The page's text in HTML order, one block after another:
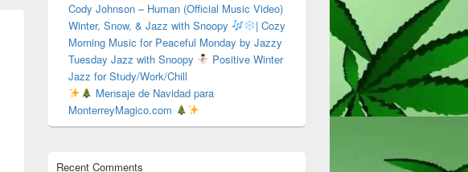
Cody Johnson – Human (Official Music Video)
Winter, Snow, & Jazz with Snoopy
| Cozy
Morning Music for Peaceful Monday by Jazzy
Tuesday Jazz with Snoopy
Positive Winter
Jazz for Study/Work/Chill
Mensaje de Navidad para
MonterreyMagico.com
Recent Comments